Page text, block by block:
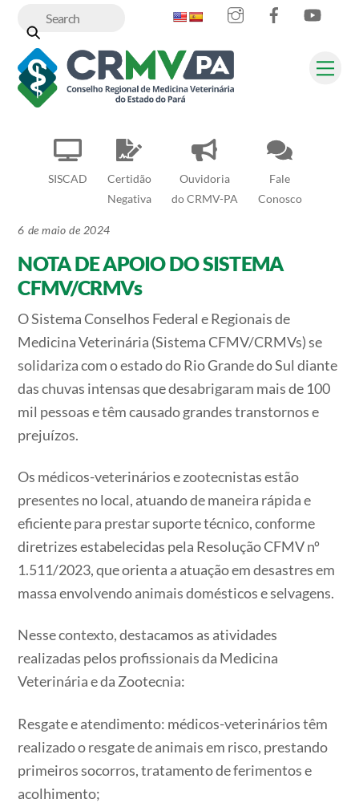
content
SISCAD
Certidão
Negativa
Ouvidoria
do CRMV-PA
Fale
Conosco
InstagramFacebook
6 de maio de 2024
NOTA DE APOIO DO SISTEMA
CFMV/CRMVs
O Sistema Conselhos Federal e Regionais de
Medicina Veterinária (Sistema CFMV/CRMVs) se
solidariza com o estado do Rio Grande do Sul diante
das chuvas intensas que desabrigaram mais de 100
mil pessoas e têm causado grandes transtornos e
prejuízos.
Os médicos-veterinários e zootecnistas estão
presentes no local, atuando de maneira rápida e
eficiente para prestar suporte técnico, conforme
diretrizes estabelecidas pela Resolução CFMV nº
1.511/2023, que orienta a atuação em desastres em
massa envolvendo animais domésticos e selvagens.
Nesse contexto, destacamos as atividades
realizadas pelos profissionais da Medicina
Veterinária e da Zootecnia:
Resgate e atendimento: médicos-veterinários têm
realizado o resgate de animais em risco, prestando
primeiros socorros, tratamento de ferimentos e
acolhimento;